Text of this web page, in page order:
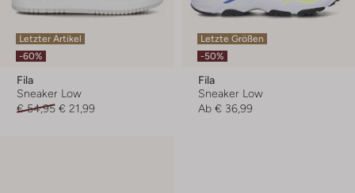
Letzter Artikel
-60%
Fila
Sneaker Low
€ 54,95 € 21,99
Letzte Größen
-50%
Fila
Sneaker Low
Ab € 36,99